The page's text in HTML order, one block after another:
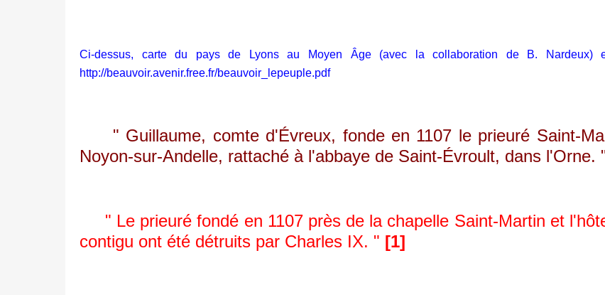
Ci-dessus, carte du pays de Lyons au Moyen Âge (avec la collaboration de B. Nardeux)
http://beauvoir.avenir.free.fr/beauvoir_lepeuple.pdf
" Guillaume, comte d'Évreux, fonde en 1107 le prieuré Saint-
Noyon-sur-Andelle, rattaché à l'abbaye de Saint-Évroult, dans l'Orne.
" Le prieuré fondé en 1107 près de la chapelle Saint-Martin et
contigu ont été détruits par Charles IX. " [1]